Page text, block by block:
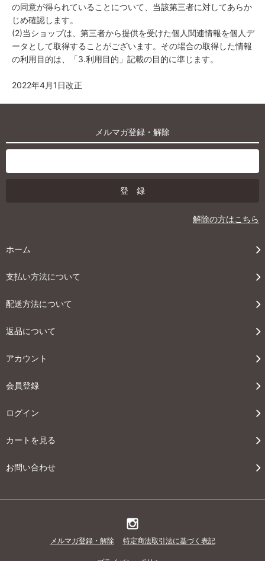
の同意が得られていることについて、当該第三者に対してあらか
じめ確認します。
(2)当ショップは、第三者から提供を受けた個人関連情報を個人デ
ータとして取得することがございます。その場合の取得した情報
の利用目的は、「3.利用目的」記載の目的に準じます。
2022年4月1日改正
メルマガ登録・解除
解除の方はこちら
ホーム
支払い方法について
配送方法について
返品について
アカウント
会員登録
ログイン
カートを見る
お問い合わせ
メルマガ登録・解除 特定商法取引法に基づく表記